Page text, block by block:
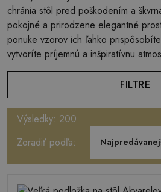
chránia stôl pred poškodením a
pokojné a prirodzene elegantné
ponuke vzorov ich ľahko
vytvoríte príjemnú a inšpiratívnu
FILTRE
Výsledky: 200
Zoradiť podľa: